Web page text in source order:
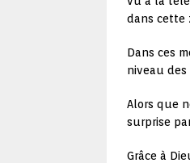
dans cette
Dans ces
niveau
Alors que
surprise
Grâce à